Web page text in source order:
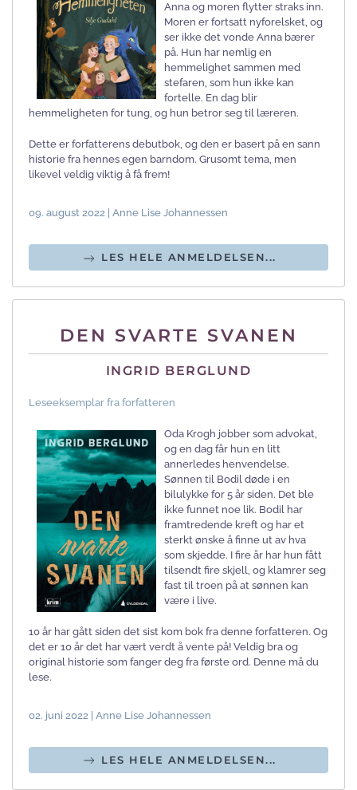
Anna og moren flytter straks inn.
Moren er fortsatt nyforelsket, og
ser ikke det vonde Anna bærer
på. Hun har nemlig en
hemmelighet sammen med
stefaren, som hun ikke kan
fortelle. En dag blir
hemmeligheten for tung, og hun betror seg til læreren.
Dette er forfatterens debutbok, og den er basert på en sann
historie fra hennes egen barndom. Grusomt tema, men
likevel veldig viktig å få frem!
09. august 2022 | Anne Lise Johannessen
LES HELE ANMELDELSEN...
DEN SVARTE SVANEN
INGRID BERGLUND
Leseeksemplar fra forfatteren
Oda Krogh jobber som advokat,
og en dag får hun en litt
annerledes henvendelse.
Sønnen til Bodil døde i en
bilulykke for 5 år siden. Det ble
ikke funnet noe lik. Bodil har
framtredende kreft og har et
sterkt ønske å finne ut av hva
som skjedde. I fire år har hun fått
tilsendt fire skjell, og klamrer seg
fast til troen på at sønnen kan
være i live.
10 år har gått siden det sist kom bok fra denne forfatteren. Og
det er 10 år det har vært verdt å vente på! Veldig bra og
original historie som fanger deg fra første ord. Denne må du
lese.
02. juni 2022 | Anne Lise Johannessen
LES HELE ANMELDELSEN...